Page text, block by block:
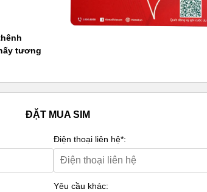
tương
ĐẶT MUA SIM
Điện thoại liên hệ*:
Yêu cầu khác: